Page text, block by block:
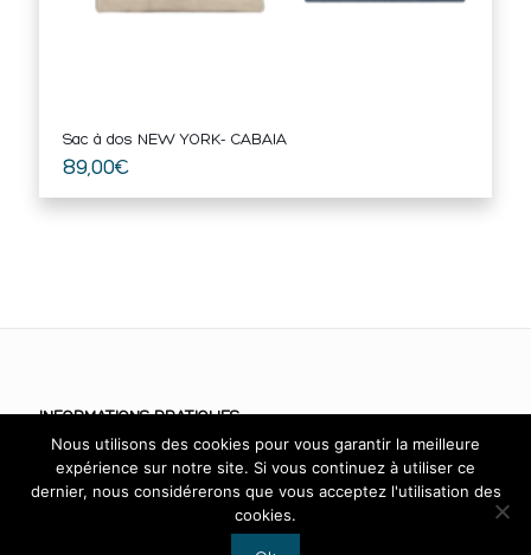
Sac à dos NEW YORK- CABAIA
89,00€
INFORMATIONS PRATIQUES
CGV
Mentions légales
Nous utilisons des cookies pour vous garantir la meilleure
expérience sur notre site. Si vous continuez à utiliser ce
dernier, nous considérerons que vous acceptez l'utilisation des
cookies.